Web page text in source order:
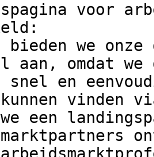
voor
bieden we
aan, omdat
snel en
vinden
we een